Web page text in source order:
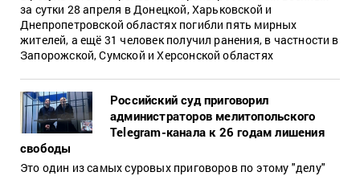
за сутки 28 апреля в Донецкой, Харьковской и
Днепропетровской областях погибли пять мирных
жителей, а ещё 31 человек получил ранения, в частности в
Запорожской, Сумской и Херсонской областях
Российский суд приговорил
администраторов мелитопольского
Telegram-канала к 26 годам лишения
свободы
Это один из самых суровых приговоров по этому "делу"